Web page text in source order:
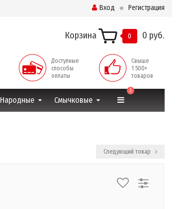
Вход Регистрация
Корзина 0 0 руб.
Доступные
способы
оплаты
Свыше
1 500+
товаров
Народные Смычковые
3
Следующий товар